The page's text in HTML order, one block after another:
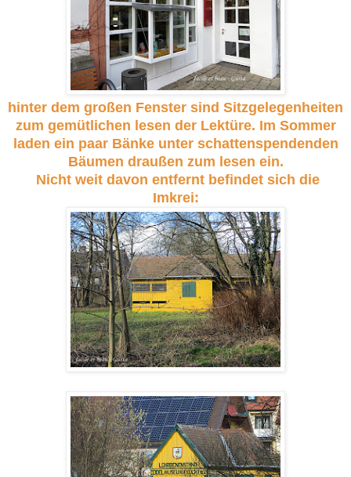
hinter dem großen Fenster sind Sitzgelegenheiten
zum gemütlichen lesen der Lektüre. Im Sommer
laden ein paar Bänke unter schattenspendenden
Bäumen draußen zum lesen ein.
Nicht weit davon entfernt befindet sich die
Imkrei: